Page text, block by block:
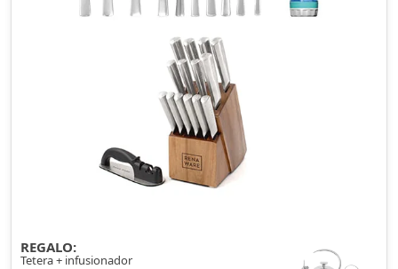
REGALO:
Tetera + infusionador